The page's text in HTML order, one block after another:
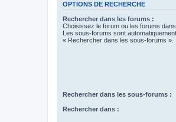
OPTIONS DE RECHERCHE
Rechercher dans les forums :
Choisissez le forum ou les forums
Les sous-forums sont
« Rechercher dans les sous-forums ».
Rechercher dans les sous-forums :
Rechercher dans :